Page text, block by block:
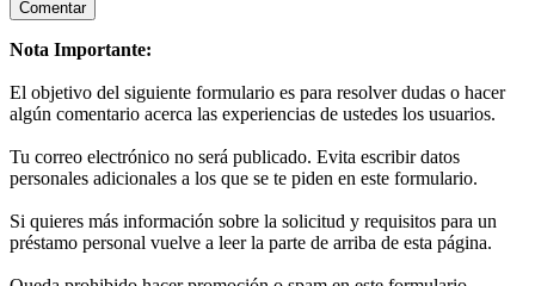
Nota Importante:
El objetivo del siguiente formulario es para resolver dudas o hacer
algún comentario acerca las experiencias de ustedes los usuarios.
Tu correo electrónico no será publicado. Evita escribir datos
personales adicionales a los que se te piden en este formulario.
Si quieres más información sobre la solicitud y requisitos para un
préstamo personal vuelve a leer la parte de arriba de esta página.